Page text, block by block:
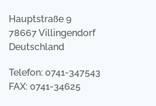
Hauptstraße 9
78667 Villingendorf
Deutschland
Telefon: 0741-347543
FAX: 0741-34625